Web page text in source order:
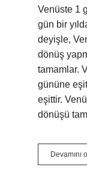
Venüste 1
gün bir
deyişle,
dönüş
tamamlar.
gününe
eşittir.
dönüşü
Devamını